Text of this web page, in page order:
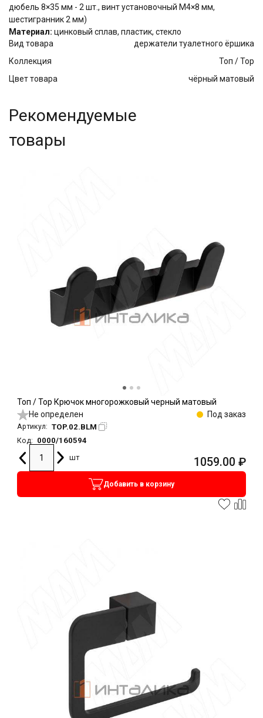
дюбель 8×35 мм - 2 шт., винт установочный М4×8 мм,
шестигранник 2 мм)
Материал: цинковый сплав, пластик, стекло
Вид товара
держатели туалетного ёршика
Коллекция
Топ / Top
Цвет товара
чёрный матовый
Рекомендуемые
товары
Топ / Top Крючок многорожковый черный матовый
Не определен
Под заказ
Артикул: TOP.02.BLM
Код:
0000/160594
шт
1059.00 ₽
Добавить в корзину